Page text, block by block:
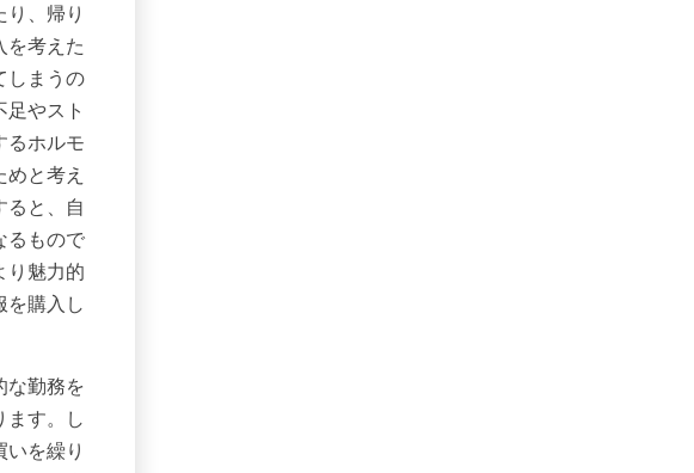
、帰り
を考えた
しまうの
やスト
るホルモ
と考え
ると、自
るもので
り魅力的
を購入し
な勤務を
ます。し
を繰り